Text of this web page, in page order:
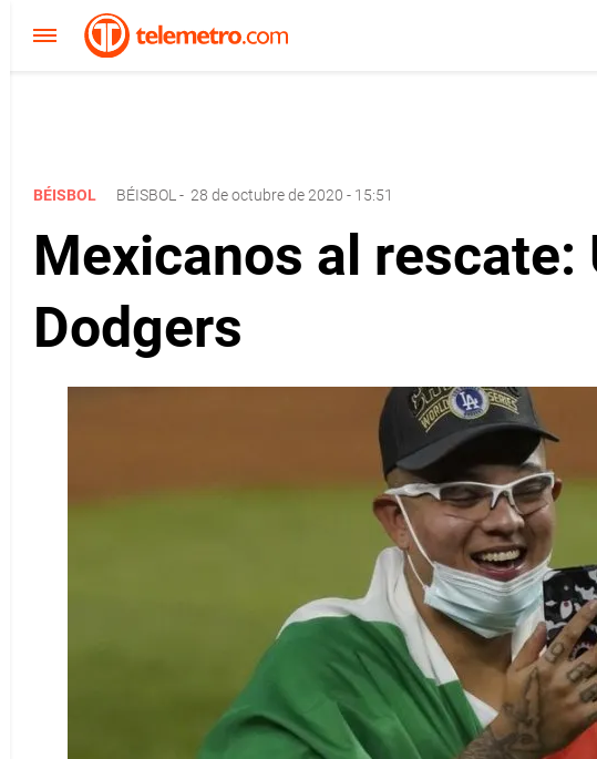
BÉISBOL BÉISBOL - 28 de octubre de 2020 - 15:51
Mexicanos al rescate:
Dodgers